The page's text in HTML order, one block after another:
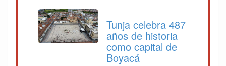
Tunja celebra 487
años de historia
como capital de
Boyacá